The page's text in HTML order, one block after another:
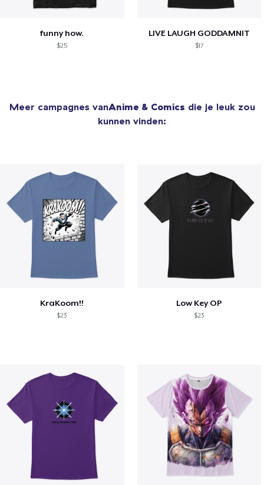
funny how.
$25
LIVE LAUGH GODDAMNIT
$17
Meer campagnes vanAnime & Comics die je leuk zou
kunnen vinden:
KraKoom!!
$23
Low Key OP
$23